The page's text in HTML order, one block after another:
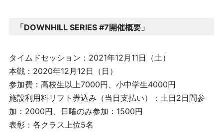
「DOWNHILL SERIES #7開催概要」
タイムドセッション：2021年12月11日（土）
本戦：2020年12月12日（日）
参加費：高校生以上7000円、小中学生4000円
施設利用料リフト券込み（当日支払い）：土日2日間参
加：2000円、日曜のみ参加：1500円
表彰：各クラス上位5名